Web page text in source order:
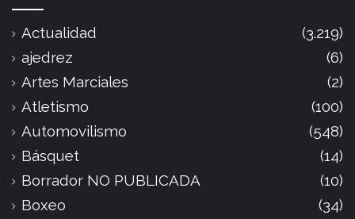
Actualidad
(3.219)
ajedrez
(6)
Artes Marciales
(2)
Atletismo
(100)
Automovilismo
(548)
Básquet
(14)
Borrador NO PUBLICADA
(10)
Boxeo
(34)